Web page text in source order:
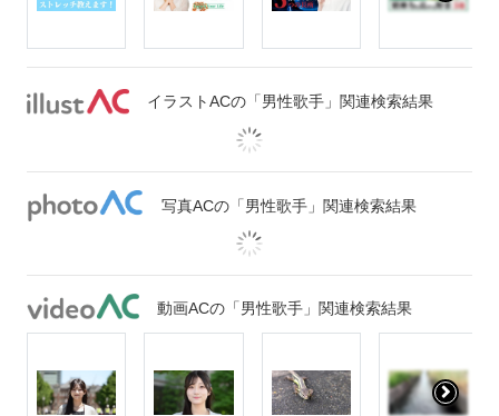
イラストACの「男性歌手」関連検索結果
写真ACの「男性歌手」関連検索結果
動画ACの「男性歌手」関連検索結果